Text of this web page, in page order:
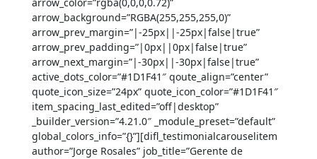
arrow_background=”RGBA(255,255,255,0)”
arrow_prev_margin=”|-25px||-25px|false|true”
arrow_prev_padding=”|0px||0px|false|true”
arrow_next_margin=”|-30px||-30px|false|true”
active_dots_color=”#1D1F41″ qoute_align=”center”
quote_icon_size=”24px” quote_icon_color=”#1D1F41″
item_spacing_last_edited=”off|desktop”
_builder_version=”4.21.0″ _module_preset=”default”
global_colors_info=”{}”][difl_testimonialcarouselitem
author=”Jorge Rosales” job_title=”Gerente de